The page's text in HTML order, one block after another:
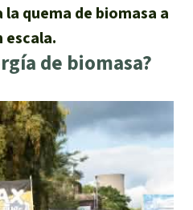
Salva la Selva
tropical
de la Naturaleza
y defensores de la
quema de biomasa a
escala.
de biomasa?